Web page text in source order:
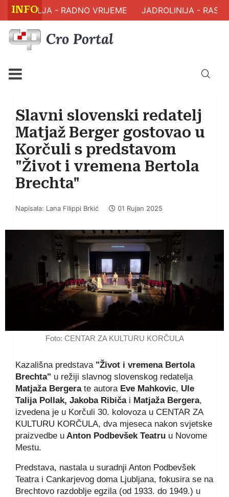
INFO - RADNO VRIJEME JADROLINIJA -
Slavni slovenski redatelj
Matjaž Berger gostovao u
Korčuli s predstavom
"Život i vremena Bertola
Brechta"
Napisala: Lana Filippi Brkić 01 Rujan 2025
Foto: CENTAR ZA KULTURU KORČULA
Kazališna predstava "Život i vremena Bertola
Brechta" u režiji slavnog slovenskog redatelja
Matjaža Bergerate autora Eve Mahkovic, Ule
Talija Pollak, Jakoba Ribičai Matjaža Bergera,
izvedena je u Korčuli 30. kolovoza u CENTAR ZA
KULTURU KORČULA, dva mjeseca nakon svjetske
praizvedbe u Anton Podbevšek Teatru u Novome
Mestu.
Predstava, nastala u suradnji Anton Podbevšek
Teatra i Cankarjevog doma Ljubljana, fokusira se na
Brechtovo razdoblje egzila (od 1933. do 1949.) u